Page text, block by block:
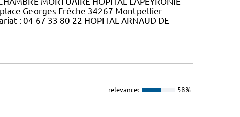
Georges Frêche 34267 Montpellier
: 04 67 33 80 22 HOPITAL ARNAUD DE
relevance: 58%